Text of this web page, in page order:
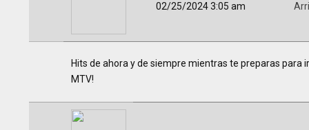
02/25/2024 3:05 am
Hits de ahora y de siempre mientras te preparas para
MTV!